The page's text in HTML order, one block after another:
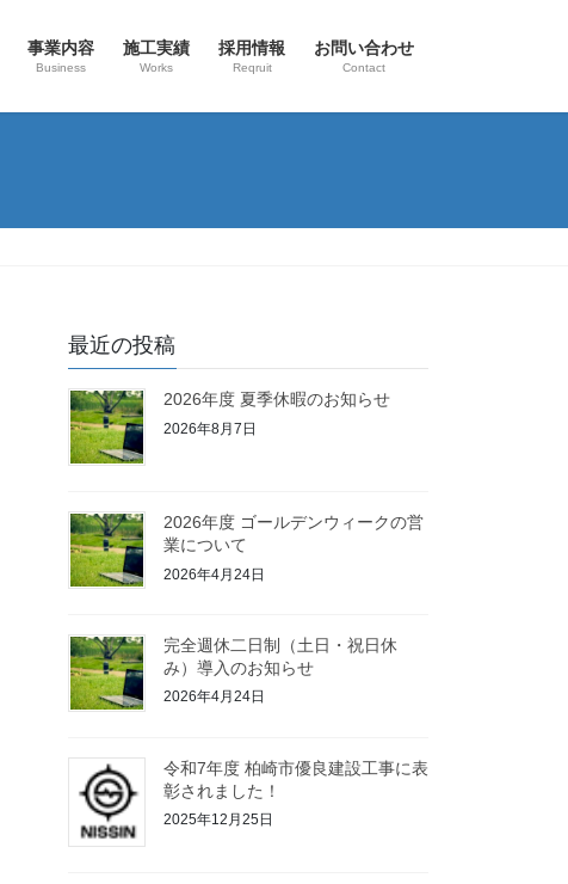
事業内容
Business
施工実績
Works
採用情報
Reqruit
お問い合わせ
Contact
最近の投稿
2026年度 夏季休暇のお知らせ
2026年8月7日
2026年度 ゴールデンウィークの営
業について
2026年4月24日
完全週休二日制（土日・祝日休
み）導入のお知らせ
2026年4月24日
令和7年度 柏崎市優良建設工事に表
彰されました！
2025年12月25日